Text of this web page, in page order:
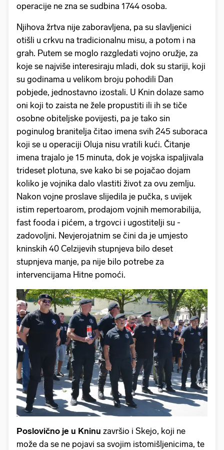
operacije ne zna se sudbina 1744 osoba.
Njihova žrtva nije zaboravljena, pa su slavljenici
otišli u crkvu na tradicionalnu misu, a potom i na
grah. Putem se moglo razgledati vojno oružje, za
koje se najviše interesiraju mladi, dok su stariji, koji
su godinama u velikom broju pohodili Dan
pobjede, jednostavno izostali. U Knin dolaze samo
oni koji to zaista ne žele propustiti ili ih se tiče
osobne obiteljske povijesti, pa je tako sin
poginulog branitelja čitao imena svih 245 suboraca
koji se u operaciji Oluja nisu vratili kući. Čitanje
imena trajalo je 15 minuta, dok je vojska ispaljivala
trideset plotuna, sve kako bi se pojačao dojam
koliko je vojnika dalo vlastiti život za ovu zemlju.
Nakon vojne proslave slijedila je pučka, s uvijek
istim repertoarom, prodajom vojnih memorabilija,
fast fooda i pićem, a trgovci i ugostitelji su -
zadovoljni. Nevjerojatnim se čini da je umjesto
kninskih 40 Celzijevih stupnjeva bilo deset
stupnjeva manje, pa nije bilo potrebe za
intervencijama Hitne pomoći.
Poslovično je u Kninu završio i Skejo, koji ne
može da se ne pojavi sa svojim istomišljenicima, te